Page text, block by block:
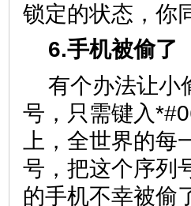
锁定的状态，你
6.手机被偷了
有个办法让小
号，只需键入
上，全世界的
号，把这个序列
的手机不幸被偷